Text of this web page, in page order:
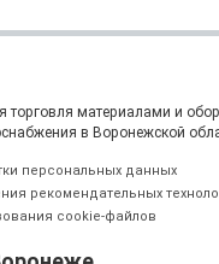
торговля материалами и
в Воронежской
персональных данных
рекомендательных
cookie-файлов